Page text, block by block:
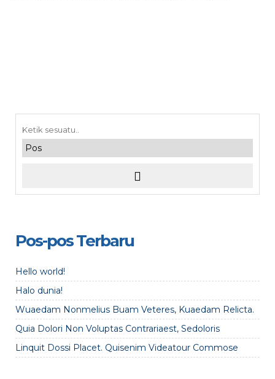
Pos-pos Terbaru
Hello world!
Halo dunia!
Wuaedam Nonmelius Buam Veteres, Kuaedam Relicta.
Quia Dolori Non Voluptas Contrariaest, Sedoloris
Linquit Dossi Placet. Quisenim Videatour Commose